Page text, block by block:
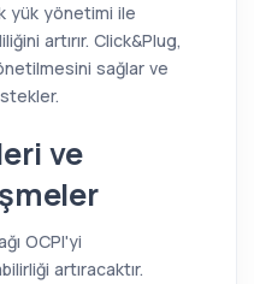
yük yönetimi ile
artırır. Click&Plug,
sağlar ve
ve
OCPI'yi
artıracaktır.